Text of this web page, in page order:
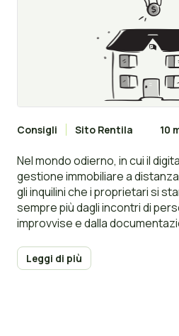
Consigli Sito Rentila 10
Nel mondo odierno, in cui il
gestione immobiliare a
gli inquilini che i proprietari si
sempre più dagli incontri di
improvvise e dalla
Leggi di più